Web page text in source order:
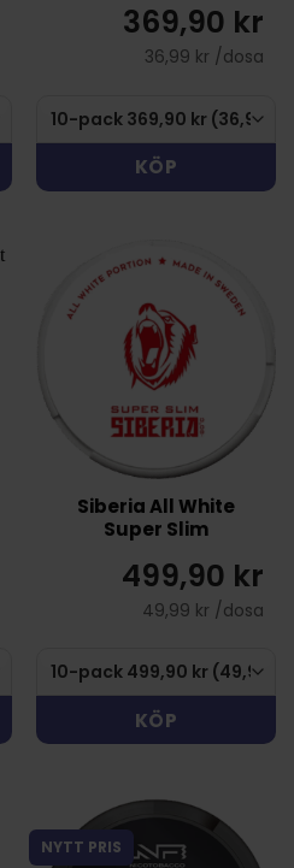
369,90 kr
36,99 kr /dosa
KÖP
Siberia All White
Super Slim
499,90 kr
49,99 kr /dosa
KÖP
NYTT PRIS